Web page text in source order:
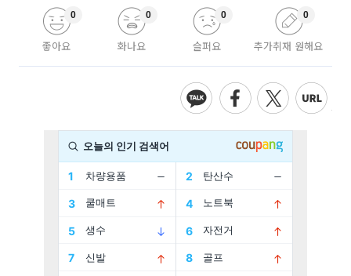
좋아요
0
화나요
0
슬퍼요
0
추가취재 원해요
0